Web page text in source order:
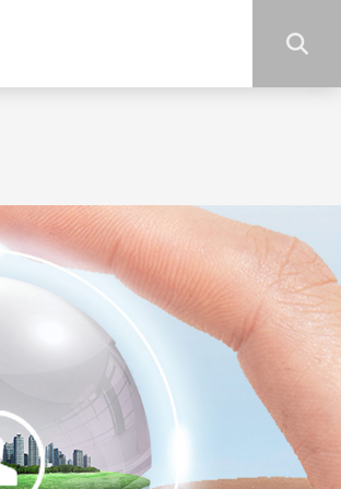
在线视频-天天爽视频-在线观看少
-国产激情无码一区二区三区-中文久